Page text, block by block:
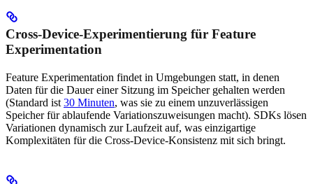
Cross-Device-Experimentierung für Feature
Experimentation
Feature Experimentation findet in Umgebungen statt, in denen
Daten für die Dauer einer Sitzung im Speicher gehalten werden
(Standard ist 30 Minuten, was sie zu einem unzuverlässigen
Speicher für ablaufende Variationszuweisungen macht). SDKs lösen
Variationen dynamisch zur Laufzeit auf, was einzigartige
Komplexitäten für die Cross-Device-Konsistenz mit sich bringt.